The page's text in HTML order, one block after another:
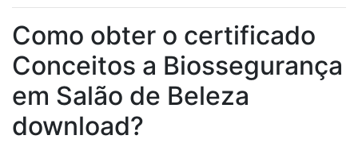
Como obter o certificado
Conceitos a Biossegurança
em Salão de Beleza
download?